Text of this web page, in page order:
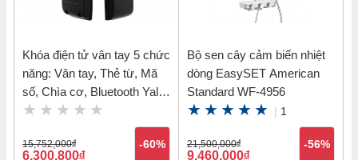
Khóa điện tử vân tay 5 chức
năng: Vân tay, Thẻ từ, Mã
số, Chìa cơ, Bluetooth Yale
YDM7116 MB
15,752,000đ
6,300,800đ
-60%
Bộ sen cây cảm biến nhiệt
dòng EasySET American
Standard WF-4956
| 1
21,500,000đ
9,460,000đ
-56%